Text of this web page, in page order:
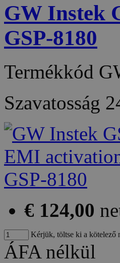
GW Instek
GSP-8180
Termékkód
Szavatosság
€ 124,00
Kérjük, töltse ki a kötelező
ÁFA nélkül